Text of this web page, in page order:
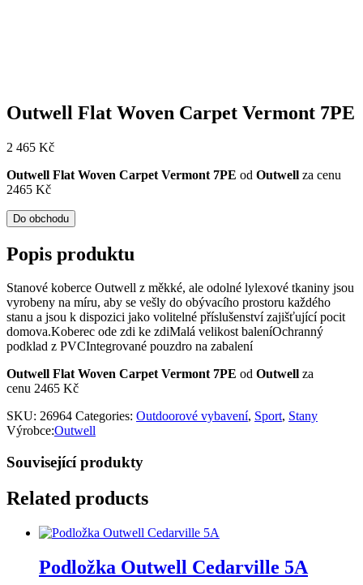
Outwell Flat Woven Carpet Vermont 7PE
2 465 Kč
Outwell Flat Woven Carpet Vermont 7PE od Outwell za cenu
2465 Kč
Do obchodu
Popis produktu
Stanové koberce Outwell z měkké, ale odolné lylexové tkaniny jsou
vyrobeny na míru, aby se vešly do obývacího prostoru každého
stanu a jsou k dispozici jako volitelné příslušenství zajišťující pocit
domova.Koberec ode zdi ke zdiMalá velikost baleníOchranný
podklad z PVCIntegrované pouzdro na zabalení
Outwell Flat Woven Carpet Vermont 7PE od Outwell za
cenu 2465 Kč
SKU: 26964 Categories: Outdoorové vybavení, Sport, Stany
Výrobce:Outwell
Související produkty
Related products
Podložka Outwell Cedarville 5A